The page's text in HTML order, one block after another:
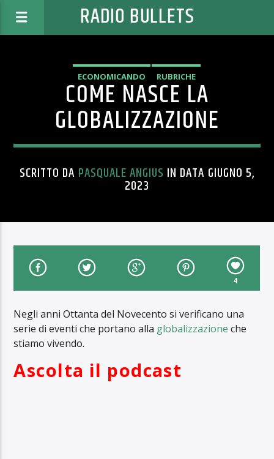
RADIO BULLETS
ECONOMICANDO RUBRICHE
COME NASCE LA
GLOBALIZZAZIONE
SCRITTO DA PASQUALE ANGIUS IN DATA GIUGNO 5,
2023
4
Negli anni Ottanta del Novecento si verificano una
serie di eventi che portano alla globalizzazione che
stiamo vivendo.
Ascolta il podcast